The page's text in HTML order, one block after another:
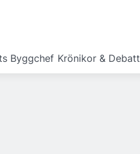
Byggchef Krönikor & Debatt